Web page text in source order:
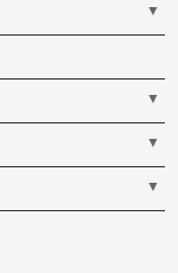
▼
▼
▼
▼